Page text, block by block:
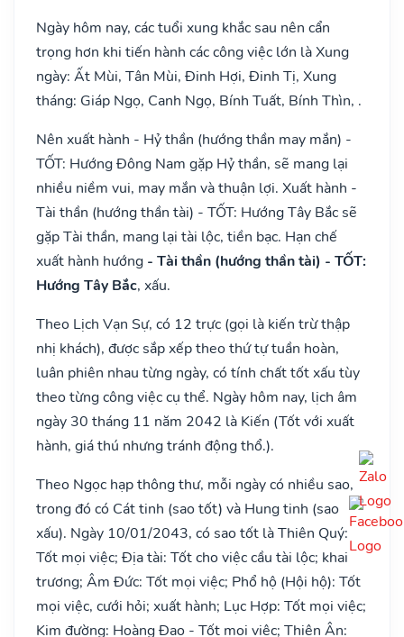
Ngày hôm nay, các tuổi xung khắc sau nên cẩn
trọng hơn khi tiến hành các công việc lớn là Xung
ngày: Ất Mùi, Tân Mùi, Đinh Hợi, Đinh Tị, Xung
tháng: Giáp Ngọ, Canh Ngọ, Bính Tuất, Bính Thìn, .
Nên xuất hành - Hỷ thần (hướng thần may mắn) -
TỐT: Hướng Đông Nam gặp Hỷ thần, sẽ mang lại
nhiều niềm vui, may mắn và thuận lợi. Xuất hành -
Tài thần (hướng thần tài) - TỐT: Hướng Tây Bắc sẽ
gặp Tài thần, mang lại tài lộc, tiền bạc. Hạn chế
xuất hành hướng - Tài thần (hướng thần tài) - TỐT:
Hướng Tây Bắc, xấu.
Theo Lịch Vạn Sự, có 12 trực (gọi là kiến trừ thập
nhị khách), được sắp xếp theo thứ tự tuần hoàn,
luân phiên nhau từng ngày, có tính chất tốt xấu tùy
theo từng công việc cụ thể. Ngày hôm nay, lịch âm
ngày 30 tháng 11 năm 2042 là Kiến (Tốt với xuất
hành, giá thú nhưng tránh động thổ.).
Theo Ngọc hạp thông thư, mỗi ngày có nhiều sao,
trong đó có Cát tinh (sao tốt) và Hung tinh (sao
xấu). Ngày 10/01/2043, có sao tốt là Thiên Quý:
Tốt mọi việc; Địa tài: Tốt cho việc cầu tài lộc; khai
trương; Âm Đức: Tốt mọi việc; Phổ hộ (Hội hộ): Tốt
mọi việc, cưới hỏi; xuất hành; Lục Hợp: Tốt mọi việc;
Kim đường: Hoàng Đạo - Tốt mọi việc; Thiên Ân: